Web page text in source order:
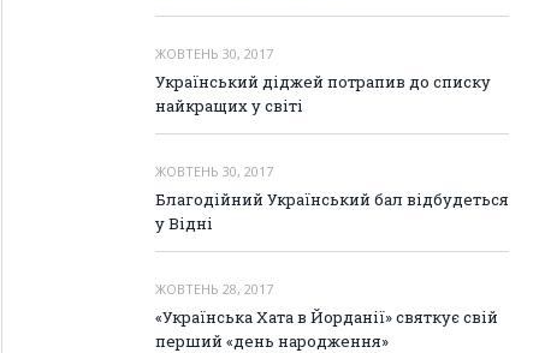
ЖОВТЕНЬ 30, 2017
Український діджей потрапив до списку
найкращих у світі
ЖОВТЕНЬ 30, 2017
Благодійний Український бал відбудеться
у Відні
ЖОВТЕНЬ 28, 2017
«Українська Хата в Йорданії» святкує свій
перший «день народження»